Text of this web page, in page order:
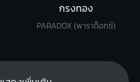
กรงทอง
PARADOX (พาราด็อกซ์)